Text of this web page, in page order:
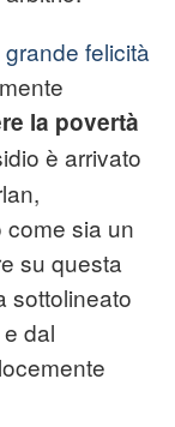
felicità
la povertà
è arrivato
come sia un
su questa
sottolineato
dal